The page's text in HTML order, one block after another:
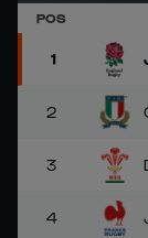
POS
1
2
3
4